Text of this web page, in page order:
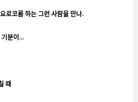
하는 그런 사람을 만나.
기분이…
때